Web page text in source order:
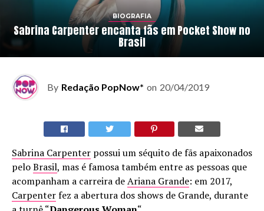
BIOGRAFIA
Sabrina Carpenter encanta fãs em Pocket Show no
Brasil
By Redação PopNow* on 20/04/2019
Sabrina Carpenter possui um séquito de fãs apaixonados
peloBrasil, mas é famosa também entre as pessoas que
acompanham a carreira deAriana Grande: em 2017,
Carpenterfez a abertura dos shows de Grande, durante